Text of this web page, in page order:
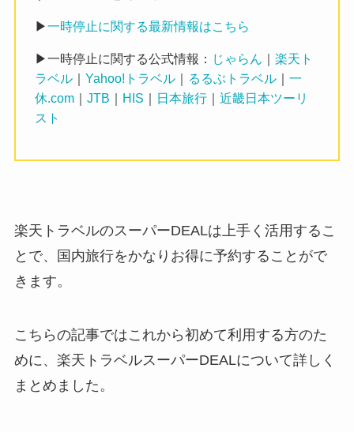
▶一時停止に関する最新情報はこちら
▶一時停止に関する公式情報： じゃらん ｜楽天ト
ラベル ｜Yahoo!トラベル ｜ るるぶトラベル ｜一
休.com ｜JTB ｜ HIS ｜ 日本旅行 ｜近畿日本ツーリ
スト
楽天トラベルのスーパーDEALは上手く活用するこ
とで、国内旅行をかなりお得に予約することがで
きます。
こちらの記事ではこれから初めて利用する方のた
めに、楽天トラベルスーパーDEALについて詳しく
まとめました。